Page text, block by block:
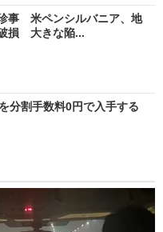
事 米ペンシルバニア、地
損 大きな陥...
分割手数料0円で入手する